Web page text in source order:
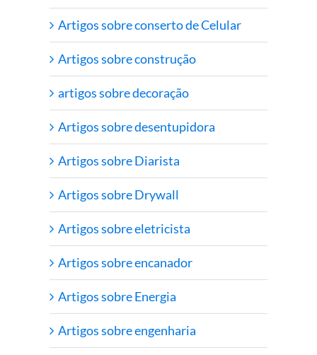
Artigos sobre conserto de Celular
Artigos sobre construção
artigos sobre decoração
Artigos sobre desentupidora
Artigos sobre Diarista
Artigos sobre Drywall
Artigos sobre eletricista
Artigos sobre encanador
Artigos sobre Energia
Artigos sobre engenharia